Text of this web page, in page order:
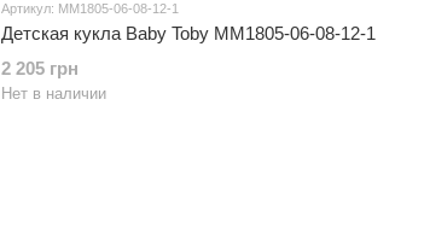
Артикул: MM1805-06-08-12-1
Детская кукла Baby Toby MM1805-06-08-12-1
2 205 грн
Нет в наличии